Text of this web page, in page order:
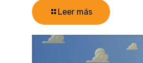
Leer más